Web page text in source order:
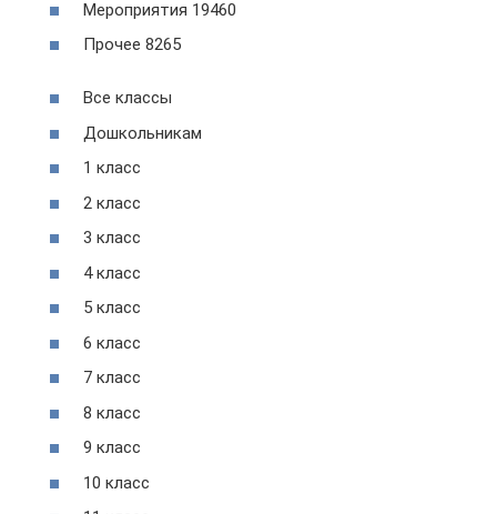
Мероприятия 19460
Прочее 8265
Все классы
Дошкольникам
1 класс
2 класс
3 класс
4 класс
5 класс
6 класс
7 класс
8 класс
9 класс
10 класс